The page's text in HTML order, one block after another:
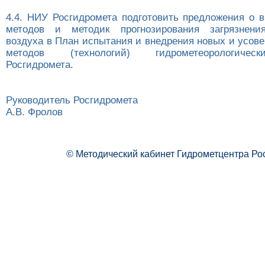
4.4. НИУ Росгидромета подготовить предложения о
методов и методик прогнозирования
воздуха в План испытания и внедрения новых и
методов (технологий)
Росгидромета.
Руководитель Росгидромета
А.В. Фролов
© Методический кабинет Гидрометцентра